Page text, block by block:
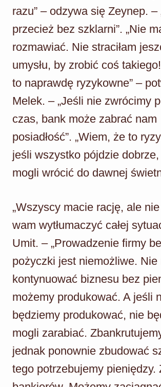
razu” – odzywa się Zeynep. –
przecież bez szklarni”. „Nie
rozmawiać. Nie straciłam
umysłu, by zrobić coś
to naprawdę ryzykowne” –
Melek. – „Jeśli nie zwrócimy
czas, bank może zabrać nam
posiadłość”. „Wiem, że to
jeśli wszystko pójdzie
mogli wrócić do dawnej
„Wszyscy macie rację, ale nie
wam wytłumaczyć całej
Umit. – „Prowadzenie firmy
pożyczki jest niemożliwe. Nie
kontynuować biznesu bez
możemy produkować. A jeśli
będziemy produkować, nie
mogli zarabiać.
jednak ponownie zbudować
tego potrzebujemy pieniędzy.